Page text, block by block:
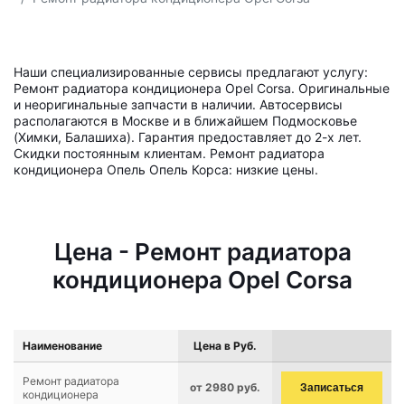
Наши специализированные сервисы предлагают услугу:
Ремонт радиатора кондиционера Opel Corsa. Оригинальные
и неоригинальные запчасти в наличии. Автосервисы
располагаются в Москве и в ближайшем Подмосковье
(Химки, Балашиха). Гарантия предоставляет до 2-х лет.
Скидки постоянным клиентам. Ремонт радиатора
кондиционера Опель Опель Корса: низкие цены.
Цена - Ремонт радиатора
кондиционера Opel Corsa
Наименование Цена в Руб.
Ремонт радиатора
кондиционера
от 2980 руб. Записаться